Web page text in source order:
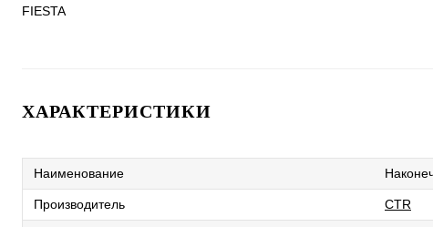
FIESTA
ХАРАКТЕРИСТИКИ
Наименование
Производитель CTR